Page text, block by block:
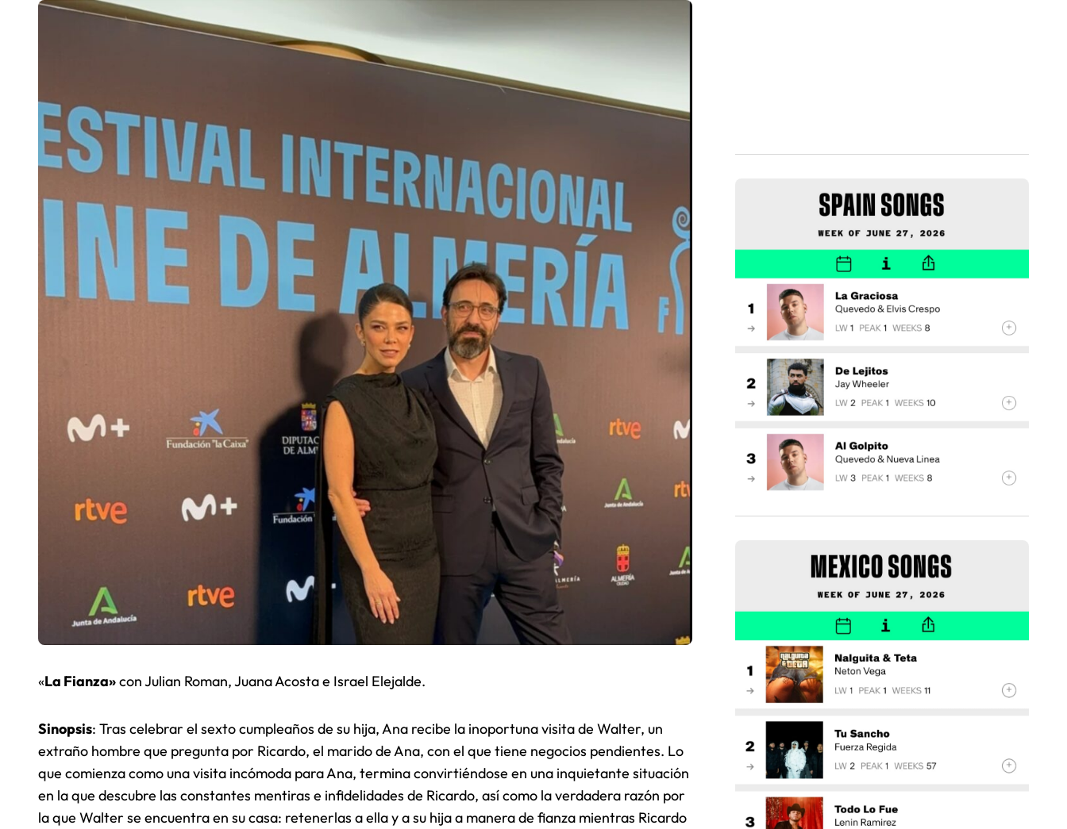
«La Fianza»con Julian Roman, Juana Acosta e Israel Elejalde.
Sinopsis: Tras celebrar el sexto cumpleaños de su hija, Ana recibe la inoportuna visita de Walter, un
extraño hombre que pregunta por Ricardo, el marido de Ana, con el que tiene negocios pendientes. Lo
que comienza como una visita incómoda para Ana, termina convirtiéndose en una inquietante situación
en la que descubre las constantes mentiras e infidelidades de Ricardo, así como la verdadera razón por
la que Walter se encuentra en su casa: retenerlas a ella y a su hija a manera de fianza mientras Ricardo